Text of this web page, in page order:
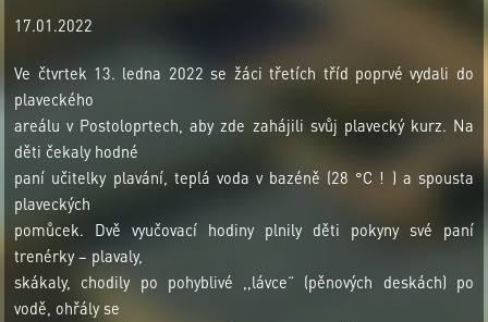
17.01.2022
Ve čtvrtek 13. ledna 2022 se žáci třetích tříd poprvé vydali do
plaveckého
areálu v Postoloprtech, aby zde zahájili svůj plavecký kurz. Na
děti čekaly hodné
paní učitelky plavání, teplá voda v bazéně (28 °C ! ) a spousta
plaveckých
pomůcek. Dvě vyučovací hodiny plnily děti pokyny své paní
trenérky – plavaly,
skákaly, chodily po pohyblivé ,,lávce“ (pěnových deskách) po
vodě, ohřály se